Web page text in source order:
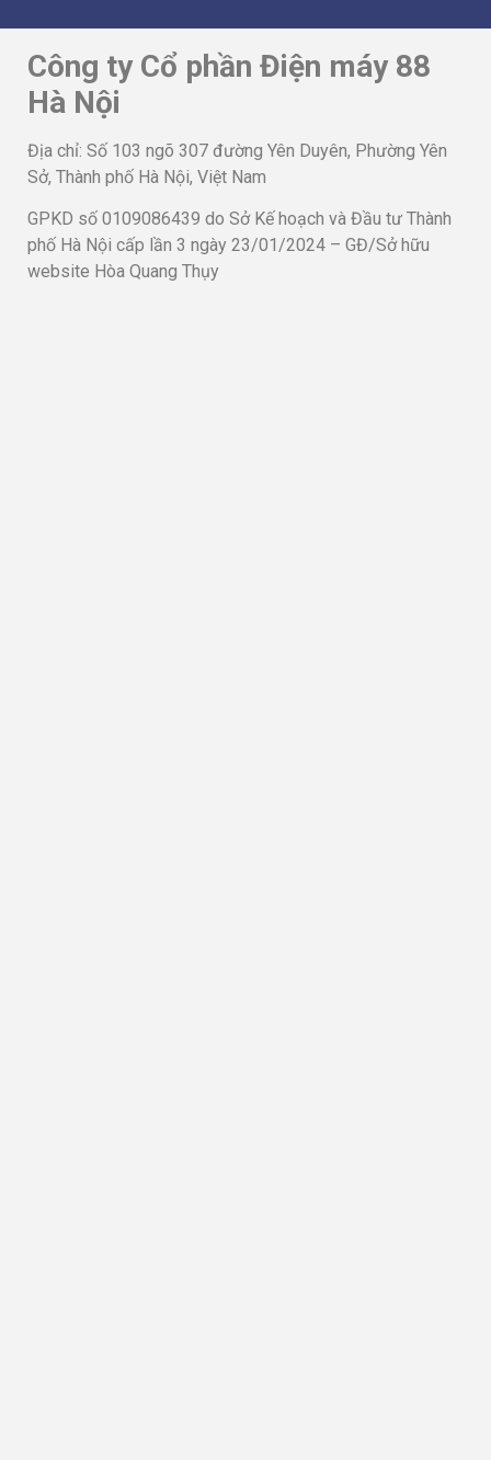
Công ty Cổ phần Điện máy 88
Hà Nội
Địa chỉ: Số 103 ngõ 307 đường Yên Duyên, Phường Yên
Sở, Thành phố Hà Nội, Việt Nam
GPKD số 0109086439 do Sở Kế hoạch và Đầu tư Thành
phố Hà Nội cấp lần 3 ngày 23/01/2024 – GĐ/Sở hữu
website Hòa Quang Thụy